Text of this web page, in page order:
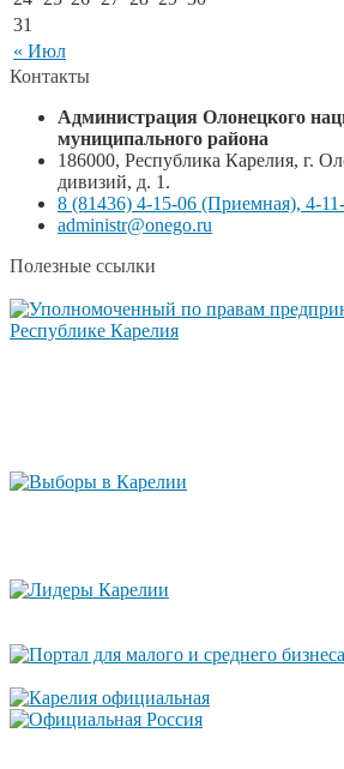
« Июл
31
Контакты
Администрация Олонецкого
муниципального района
186000, Республика Карелия, г.
дивизий, д. 1.
8 (81436) 4-15-06 (Приемная), 4-
administr@onego.ru
Полезные ссылки